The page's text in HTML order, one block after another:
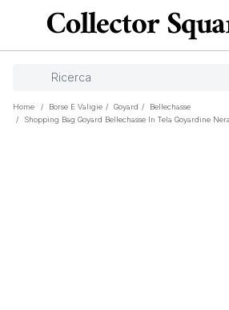
Home / Borse E Valigie / Goyard /
Bellechasse
/
Shopping Bag Goyard Bellechasse In Tela Goyardine